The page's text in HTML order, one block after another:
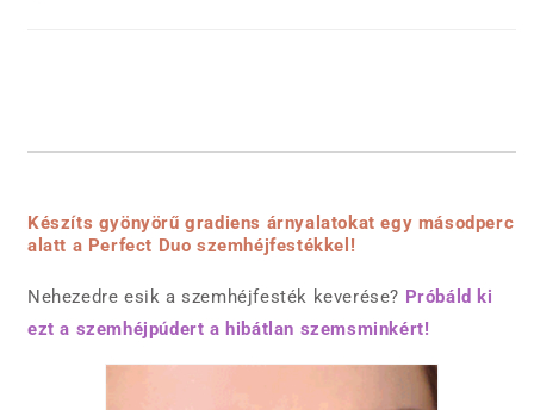
Készíts gyönyörű gradiens árnyalatokat egy másodperc
alatt a Perfect Duo szemhéjfestékkel!
Nehezedre esik a szemhéjfesték keverése? Próbáld ki
ezt a szemhéjpúdert a hibátlan szemsminkért!